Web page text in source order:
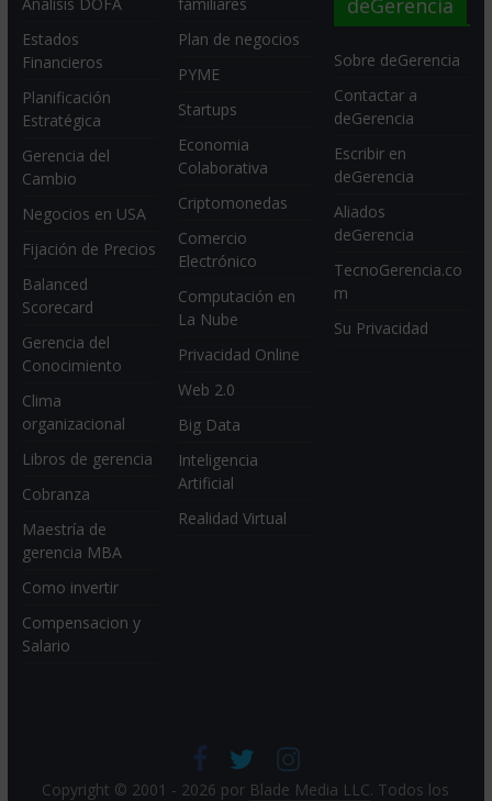
Estados
Financieros
Planificación
Estratégica
Gerencia del
Cambio
Negocios en USA
Fijación de Precios
Balanced
Scorecard
Gerencia del
Conocimiento
Clima
organizacional
Libros de gerencia
Cobranza
Maestría de
gerencia MBA
Como invertir
Compensacion y
Salario
Plan de negocios
PYME
Startups
Economia
Colaborativa
Criptomonedas
Comercio
Electrónico
Computación en
La Nube
Privacidad Online
Web 2.0
Big Data
Inteligencia
Artificial
Realidad Virtual
deGerencia
Sobre deGerencia
Contactar a
deGerencia
Escribir en
deGerencia
Aliados
deGerencia
TecnoGerencia.co
m
Su Privacidad
Copyright © 2001 - 2026 por Blade Media LLC. Todos los